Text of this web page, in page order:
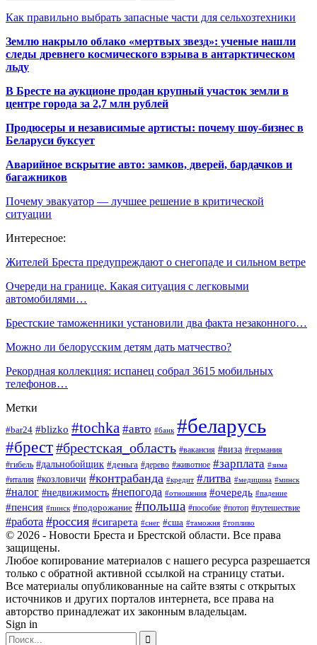
Как правильно выбрать запасные части для сельхозтехники
Землю накрыло облако «мертвых звезд»: ученые нашли
следы древнего космического взрыва в антарктическом
льду
В Бресте на аукционе продан крупный участок земли в
центре города за 2,7 млн рублей
Продюсеры и независимые артисты: почему шоу-бизнес в
Беларуси буксует
Аварийное вскрытие авто: замков, дверей, бардачков и
багажников
Почему эвакуатор — лучшее решение в критической
ситуации
Интересное:
Жителей Бреста предупреждают о снегопаде и сильном ветре
Очереди на границе. Какая ситуация с легковыми
автомобилями…
Брестские таможенники установили два факта незаконного…
Можно ли белорусским детям дать матчество?
Рекордная коллекция: испанец собрал 3615 мобильных
телефонов…
Метки
#bar24 #blizko #tochka #авто #банк #беларусь
#брест#брестская_область #вакансия #виза #германия
#гибель #дальнобойщик #деньга #дерево #животное #зарплата #зима
#италия #козловичи #контрабанда #кредит #литва #медицина #минск
#налог #недвижимость #непогода #отношения #очередь #падение
#пенсия #пинск #подорожание #польша #пособие #потоп #путешествие
#работа #россия #сигарета #снег #сша #таможня #топливо
© 2026 - Новости Бреста и Брестской области. Все права
защищены.
Любое копирование материалов с нашего ресурса разрешается
только с обратной активной ссылкой на страницу статьи.
Все материалы опубликованные на сайте взяты с открытых
источников и других порталов интернета, все права на
авторство принадлежат их законным владельцам.
Sign in